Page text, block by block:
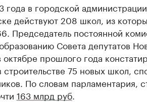
года в городской
действуют 208 школ, из
Председатель постоянной
Совета депутатов
октябре прошлого года
строительстве 75 новых школ,
По словам парламентария,
163 млрд руб.